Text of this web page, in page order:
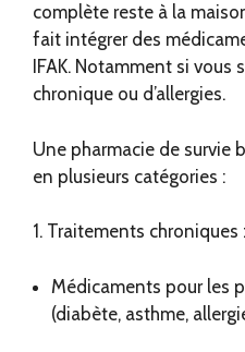
complète reste à la
fait intégrer des
IFAK. Notamment si vous
chronique ou d’allergies.
Une pharmacie de survie
en plusieurs catégories :
1. Traitements chroniques :
Médicaments pour les
(diabète, asthme,